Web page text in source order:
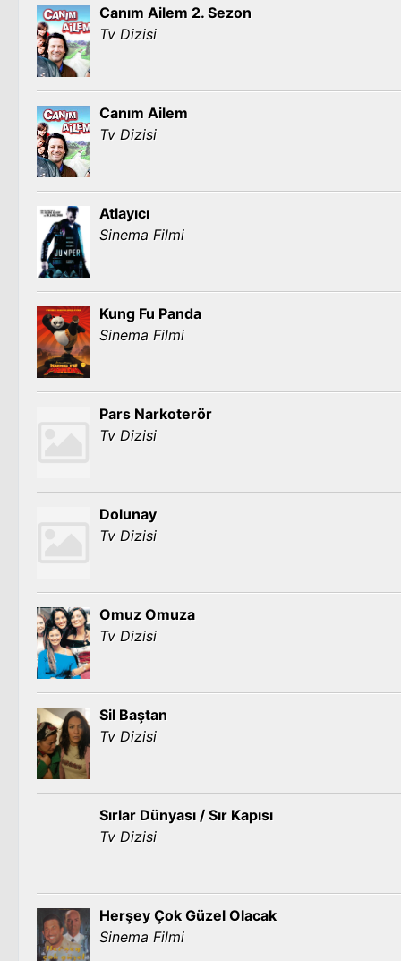
Canım Ailem 2. Sezon
Tv Dizisi
Canım Ailem
Tv Dizisi
Atlayıcı
Sinema Filmi
Kung Fu Panda
Sinema Filmi
Pars Narkoterör
Tv Dizisi
Dolunay
Tv Dizisi
Omuz Omuza
Tv Dizisi
Sil Baştan
Tv Dizisi
Sırlar Dünyası / Sır Kapısı
Tv Dizisi
Herşey Çok Güzel Olacak
Sinema Filmi